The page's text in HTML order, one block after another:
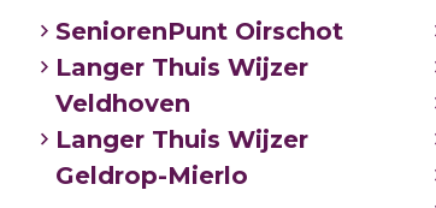
SeniorenPunt Oirschot
Langer Thuis Wijzer
Veldhoven
Langer Thuis Wijzer
Geldrop-Mierlo